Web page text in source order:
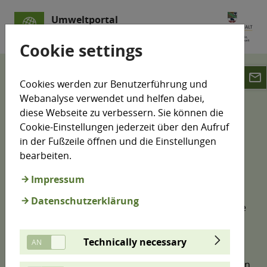
Umweltportal
Klimamonitoring
Emissionshandel
Industrieanlagen
Emissionshandelspflichtige
Industrieanlagen
Europäischen Emissionshandel 1 der bedeutendste
Millionen Tonnen CO
2-Äquivalent (52 % der
relevanten Emissionen) ausgestoßen. Inzwischen
Cookie settings
Cookies werden zur Benutzerführung und
Webanalyse verwendet und helfen dabei,
diese Webseite zu verbessern. Sie können die
Cookie-Einstellungen jederzeit über den Aufruf
in der Fußzeile öffnen und die Einstellungen
bearbeiten.
Impressum
Datenschutzerklärung
Technically necessary
email